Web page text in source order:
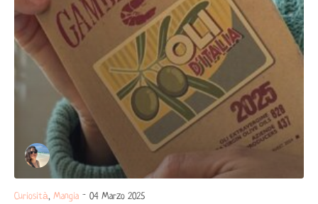
Curiosità, Mangia - 04 Marzo 2025